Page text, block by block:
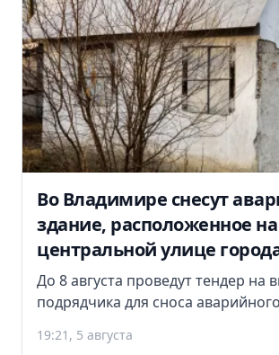
Во Владимире снесут
здание, расположенное на
центральной улице
До 8 августа проведут тендер на
подрядчика для сноса
19:21, 5 августа